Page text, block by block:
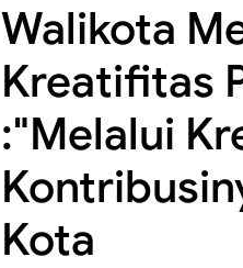
Walikota
Kreatifitas
:"Melalui
Kota